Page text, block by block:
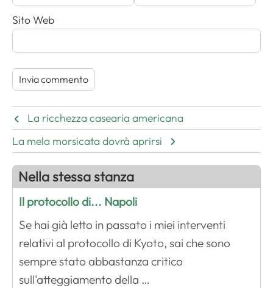
Sito Web
La ricchezza casearia americana
La mela morsicata dovrà aprirsi
Nella stessa stanza
Il protocollo di... Napoli
Se hai già letto in passato i miei interventi
relativi al protocollo di Kyoto, sai che sono
sempre stato abbastanza critico
sull'atteggiamento della …